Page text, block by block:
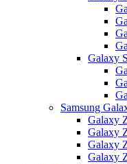
Galaxy
Samsung
Galaxy
Galaxy
Galaxy
Galaxy